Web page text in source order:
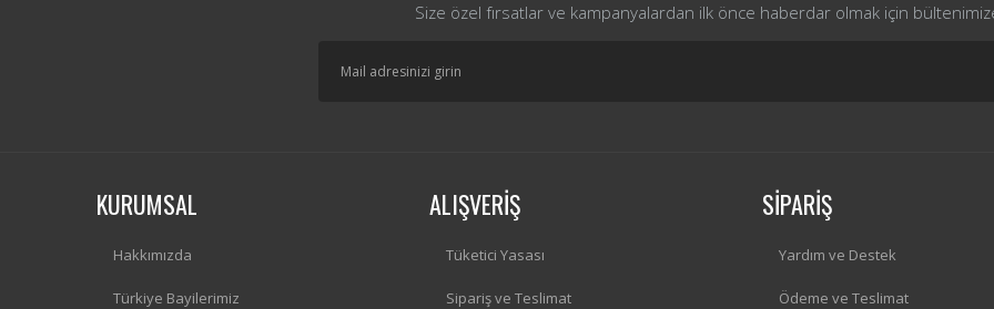
Size özel fırsatlar ve kampanyalardan ilk önce haberdar olmak için
KURUMSAL
Hakkımızda
Türkiye Bayilerimiz
ALIŞVERİŞ
Tüketici Yasası
Sipariş ve Teslimat
SİPARİŞ
Yardım ve Destek
Ödeme ve Teslimat